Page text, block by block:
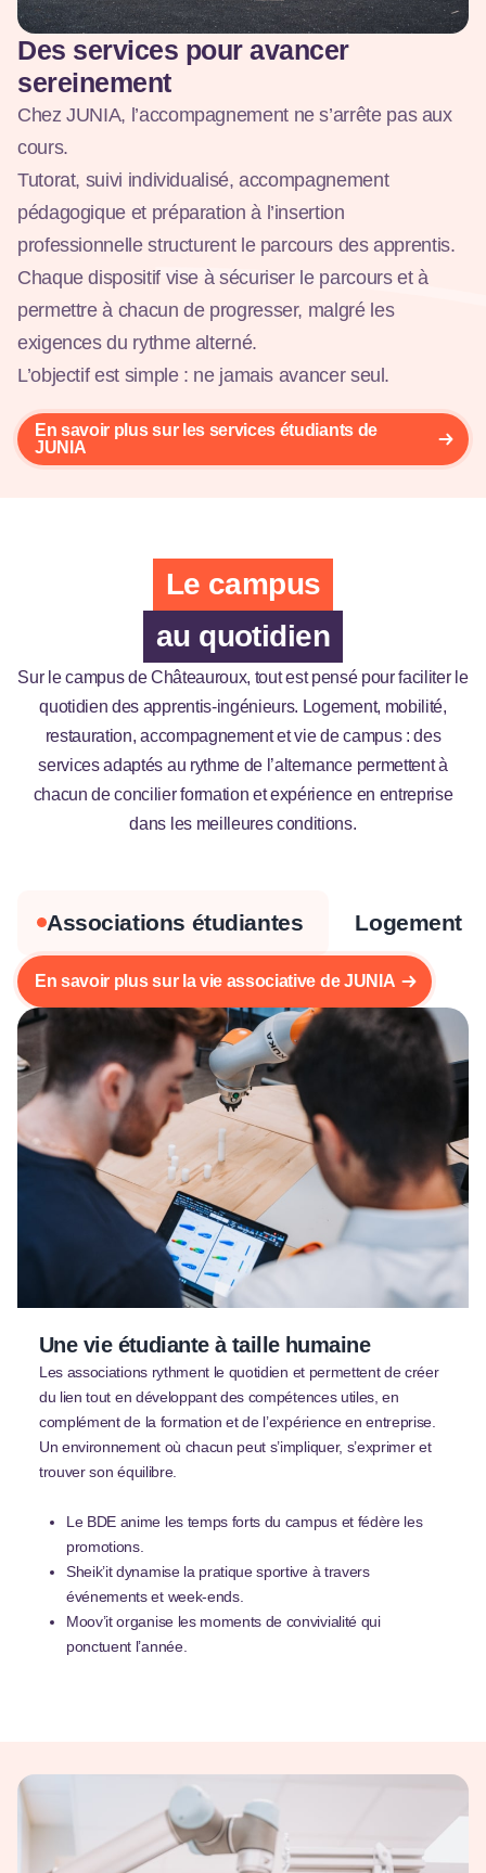
Des services pour avancer
sereinement
Chez JUNIA, l’accompagnement ne s’arrête pas aux
cours.
Tutorat, suivi individualisé, accompagnement
pédagogique et préparation à l’insertion
professionnelle structurent le parcours des apprentis.
Chaque dispositif vise à sécuriser le parcours et à
permettre à chacun de progresser, malgré les
exigences du rythme alterné.
L’objectif est simple : ne jamais avancer seul.
En savoir plus sur les services étudiants de
JUNIA
Le campus
au quotidien
Sur le campus de Châteauroux, tout est pensé pour faciliter le
quotidien des apprentis-ingénieurs. Logement, mobilité,
restauration, accompagnement et vie de campus : des
services adaptés au rythme de l’alternance permettent à
chacun de concilier formation et expérience en entreprise
dans les meilleures conditions.
Associations étudiantes Logement
En savoir plus sur la vie associative de JUNIA
Une vie étudiante à taille humaine
Les associations rythment le quotidien et permettent de créer
du lien tout en développant des compétences utiles, en
complément de la formation et de l’expérience en entreprise.
Un environnement où chacun peut s’impliquer, s’exprimer et
trouver son équilibre.
Le BDE anime les temps forts du campus et fédère les
promotions.
Sheik’it dynamise la pratique sportive à travers
événements et week-ends.
Moov’it organise les moments de convivialité qui
ponctuent l’année.